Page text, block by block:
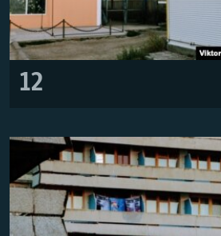
12